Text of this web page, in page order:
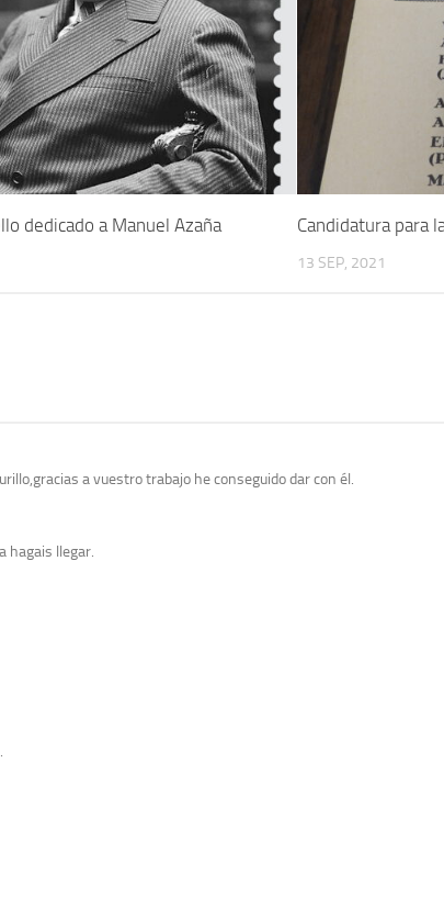
dedicado a Manuel Azaña Candidatura para
13 SEP, 2021
a vuestro trabajo he conseguido dar con él.
hagais llegar.